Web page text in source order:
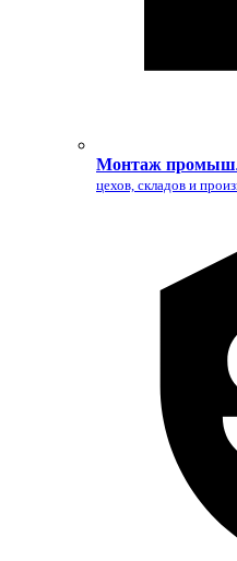
Монтаж
цехов, складов и